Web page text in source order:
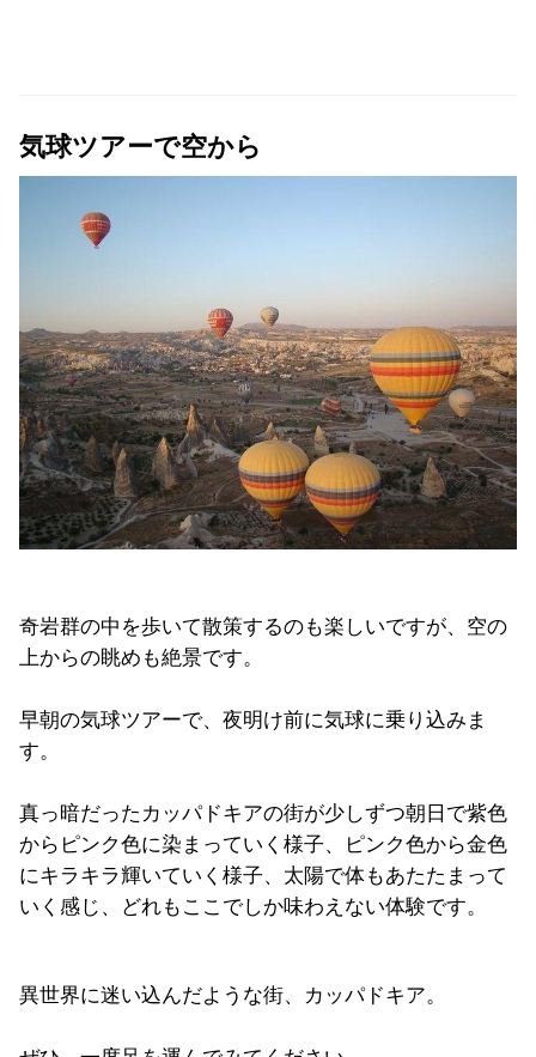
気球ツアーで空から
奇岩群の中を歩いて散策するのも楽しいですが、空の
上からの眺めも絶景です。
早朝の気球ツアーで、夜明け前に気球に乗り込みま
す。
真っ暗だったカッパドキアの街が少しずつ朝日で紫色
からピンク色に染まっていく様子、ピンク色から金色
にキラキラ輝いていく様子、太陽で体もあたたまって
いく感じ、どれもここでしか味わえない体験です。
異世界に迷い込んだような街、カッパドキア。